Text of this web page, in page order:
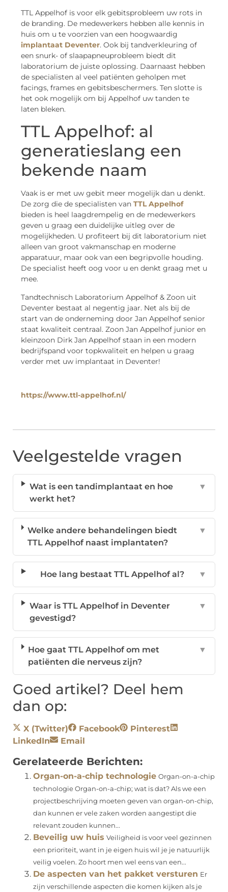
TTL Appelhof is voor elk gebitsprobleem uw rots in
de branding. De medewerkers hebben alle kennis in
huis om u te voorzien van een hoogwaardig
implantaat Deventer. Ook bij tandverkleuring of
een snurk- of slaapapneuprobleem biedt dit
laboratorium de juiste oplossing. Daarnaast hebben
de specialisten al veel patiënten geholpen met
facings, frames en gebitsbeschermers. Ten slotte is
het ook mogelijk om bij Appelhof uw tanden te
laten bleken.
TTL Appelhof: al
generatieslang een
bekende naam
Vaak is er met uw gebit meer mogelijk dan u denkt.
De zorg die de specialisten van TTL Appelhof
bieden is heel laagdrempelig en de medewerkers
geven u graag een duidelijke uitleg over de
mogelijkheden. U profiteert bij dit laboratorium niet
alleen van groot vakmanschap en moderne
apparatuur, maar ook van een begripvolle houding.
De specialist heeft oog voor u en denkt graag met u
mee.
Tandtechnisch Laboratorium Appelhof & Zoon uit
Deventer bestaat al negentig jaar. Net als bij de
start van de onderneming door Jan Appelhof senior
staat kwaliteit centraal. Zoon Jan Appelhof junior en
kleinzoon Dirk Jan Appelhof staan in een modern
bedrijfspand voor topkwaliteit en helpen u graag
verder met uw implantaat in Deventer!
https://www.ttl-appelhof.nl/
Veelgestelde vragen
Wat is een tandimplantaat en hoe
werkt het?
▼
Welke andere behandelingen biedt
TTL Appelhof naast implantaten?
▼
Hoe lang bestaat TTL Appelhof al? ▼
Waar is TTL Appelhof in Deventer
gevestigd?
▼
Hoe gaat TTL Appelhof om met
patiënten die nerveus zijn?
▼
Goed artikel? Deel hem
dan op:
X (Twitter) Facebook
Pinterest
LinkedIn
Email
Gerelateerde Berichten:
Organ-on-a-chip technologie Organ-on-a-chip
technologie Organ-on-a-chip; wat is dat? Als we een
projectbeschrijving moeten geven van organ-on-chip,
dan kunnen er vele zaken worden aangestipt die
relevant zouden kunnen...
Beveilig uw huis Veiligheid is voor veel gezinnen
een prioriteit, want in je eigen huis wil je je natuurlijk
veilig voelen. Zo hoort men wel eens van een...
De aspecten van het pakket versturen Er
zijn verschillende aspecten die komen kijken als je